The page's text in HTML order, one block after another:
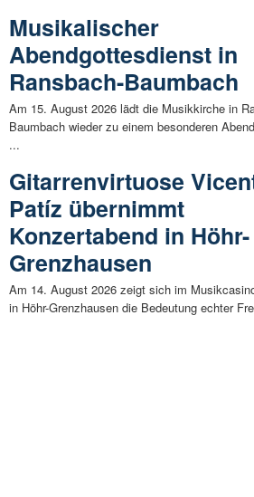
Musikalischer
Abendgottesdienst in
Ransbach-Baumbach
Am 15. August 2026 lädt die Musikkirche in
Baumbach wieder zu einem besonderen
...
Gitarrenvirtuose
Patíz übernimmt
Konzertabend in Höhr-
Grenzhausen
Am 14. August 2026 zeigt sich im
in Höhr-Grenzhausen die Bedeutung echter